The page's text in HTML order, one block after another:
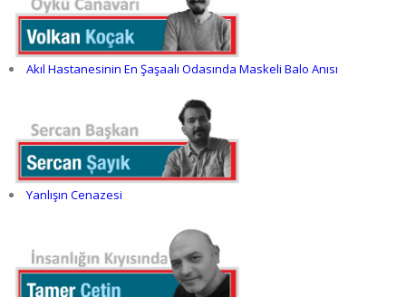
Akıl Hastanesinin En Şaşaalı Odasında Maskeli Balo Anısı
Yanlışın Cenazesi